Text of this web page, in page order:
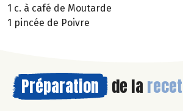
1 c. à café de Moutarde
1 pincée de Poivre
Préparation de la